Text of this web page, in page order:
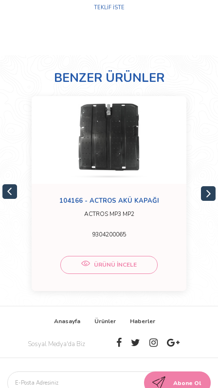
TEKLİF İSTE
BENZER ÜRÜNLER
104166 - ACTROS AKÜ KAPAĞI
ACTROS MP3 MP2
9304200065
ÜRÜNÜ İNCELE
Anasayfa Ürünler Haberler
Sosyal Medya'da Biz